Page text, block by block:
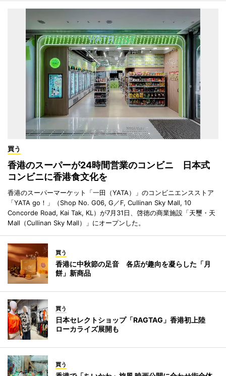
買う
香港のスーパーが24時間営業のコンビニ 日本式
コンビニに香港食文化を
香港のスーパーマーケット「一田（YATA）」のコンビニエンスストア
「YATA go！」（Shop No. G06, G／F, Cullinan Sky Mall, 10
Concorde Road, Kai Tak, KL）が7月31日、啓徳の商業施設「天璽・天
Mall（Cullinan Sky Mall）」にオープンした。
買う
香港に中秋節の足音 各店が趣向を凝らした「月
餅」新商品
買う
日本セレクトショップ「RAGTAG」香港初上陸
ローカライズ展開も
買う